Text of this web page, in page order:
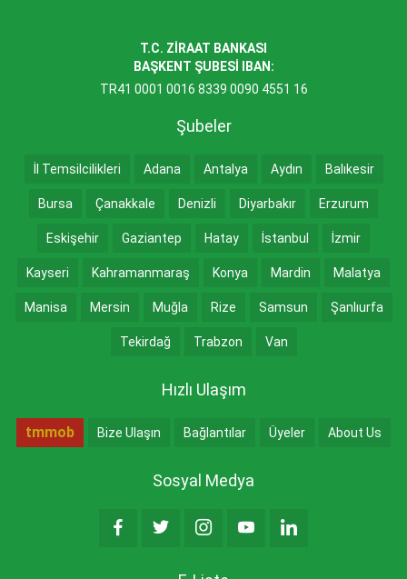
T.C. ZİRAAT BANKASI
BAŞKENT ŞUBESİ IBAN:
TR41 0001 0016 8339 0090 4551 16
Şubeler
İl Temsilcilikleri Adana Antalya Aydın Balıkesir
Bursa Çanakkale Denizli Diyarbakır Erzurum
Eskişehir Gaziantep Hatay İstanbul İzmir
Kayseri Kahramanmaraş Konya Mardin Malatya
Manisa Mersin Muğla Rize Samsun Şanlıurfa
Tekirdağ Trabzon Van
Hızlı Ulaşım
tmmob Bize Ulaşın Bağlantılar Üyeler About Us
Sosyal Medya